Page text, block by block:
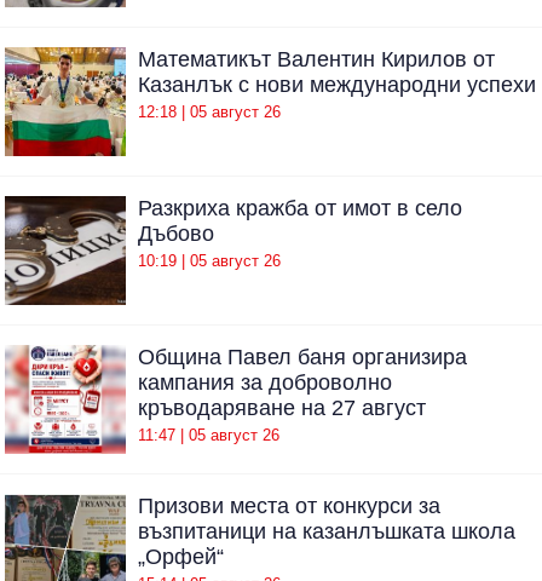
Математикът Валентин Кирилов от
Казанлък с нови международни успехи
12:18 | 05 август 26
Разкриха кражба от имот в село
Дъбово
10:19 | 05 август 26
Община Павел баня организира
кампания за доброволно
кръводаряване на 27 август
11:47 | 05 август 26
Призови места от конкурси за
възпитаници на казанлъшката школа
„Орфей“